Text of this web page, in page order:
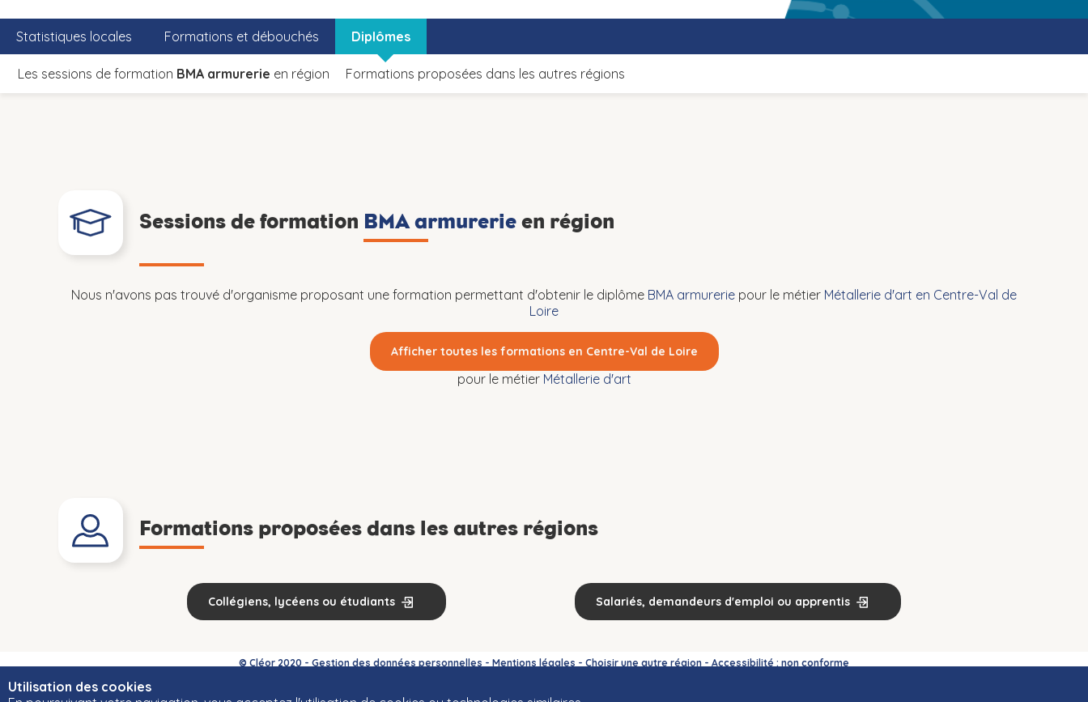
Utilisation des cookies
Statistiques locales Formations et débouchés Diplômes
Les sessions de formation BMA armurerie en région Formations proposées dans les autres régions
Sessions de formation BMA armurerie en région
Nous n'avons pas trouvé d'organisme proposant une formation permettant d'obtenir le diplôme BMA armurerie pour le métier Métallerie d'art en Centre-Val de
Loire
Afficher toutes les formations en Centre-Val de Loire
pour le métier Métallerie d'art
Formations proposées dans les autres régions
Collégiens, lycéens ou étudiants Salariés, demandeurs d'emploi ou apprentis
© Cléor 2020 - Gestion des données personnelles - Mentions légales - Choisir une autre région - Accessibilité : non conforme